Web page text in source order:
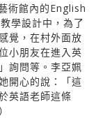
術館內的English
學設計中，為了
覺，在村外面放
小朋友在進入英
詢問等。李亞姵
開心的說：「這
英語老師這條